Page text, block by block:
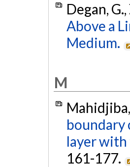
Degan,
Above a
Medium.
M
Mahidjiba,
boundary
layer
161-177.